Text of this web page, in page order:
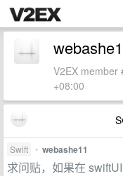
V2EX member
+08:00
Swift • webashe11
求问贴，如果在